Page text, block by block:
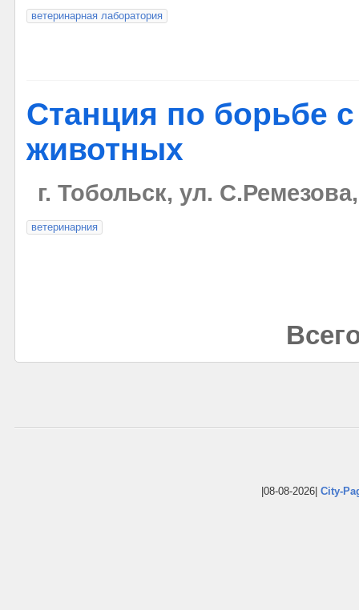
ветеринарная лаборатория
Станция по борьбе
животных
г. Тобольск, ул.
ветеринарния
|08-08-2026| City-